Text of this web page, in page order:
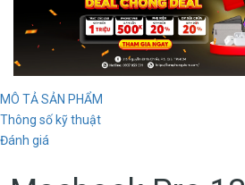
MÔ TẢ SẢN PHẨM
Thông số kỹ thuật
Đánh giá